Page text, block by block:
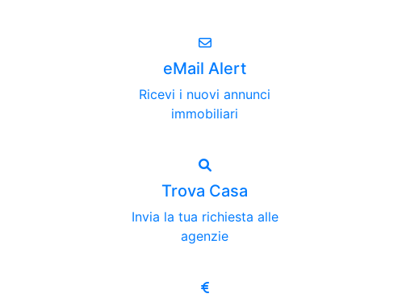
eMail Alert
Ricevi i nuovi annunci
immobiliari
Trova Casa
Invia la tua richiesta alle
agenzie